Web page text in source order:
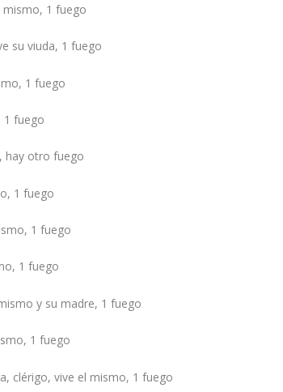
mismo, 1 fuego
su viuda, 1 fuego
1 fuego
1 fuego
hay otro fuego
1 fuego
1 fuego
1 fuego
y su madre, 1 fuego
1 fuego
clérigo, vive el mismo, 1 fuego